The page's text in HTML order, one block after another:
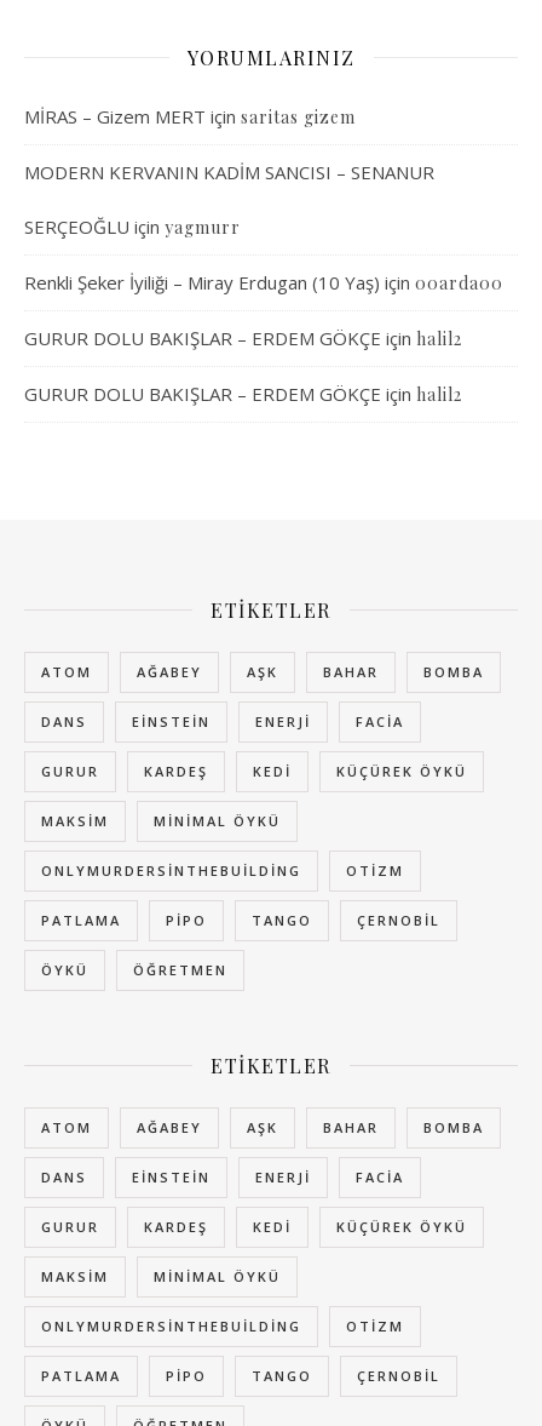
YORUMLARINIZ
MİRAS – Gizem MERT için saritas gizem
MODERN KERVANIN KADİM SANCISI – SENANUR
SERÇEOĞLU için yagmurr
Renkli Şeker İyiliği – Miray Erdugan (10 Yaş) için 00arda00
GURUR DOLU BAKIŞLAR – ERDEM GÖKÇE için halil2
GURUR DOLU BAKIŞLAR – ERDEM GÖKÇE için halil2
ETIKETLER
ATOM AĞABEY AŞK BAHAR BOMBA
DANS EINSTEIN ENERJI FACIA
GURUR KARDEŞ KEDI KÜÇÜREK ÖYKÜ
MAKSIM MINIMAL ÖYKÜ
ONLYMURDERSINTHEBUILDING OTIZM
PATLAMA PIPO TANGO ÇERNOBIL
ÖYKÜ ÖĞRETMEN
ETIKETLER
ATOM AĞABEY AŞK BAHAR BOMBA
DANS EINSTEIN ENERJI FACIA
GURUR KARDEŞ KEDI KÜÇÜREK ÖYKÜ
MAKSIM MINIMAL ÖYKÜ
ONLYMURDERSINTHEBUILDING OTIZM
PATLAMA PIPO TANGO ÇERNOBIL